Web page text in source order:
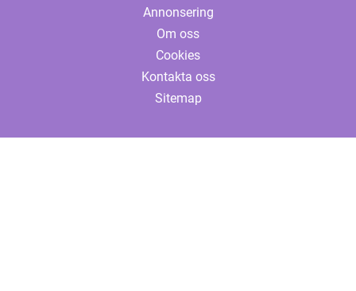
Annonsering
Om oss
Cookies
Kontakta oss
Sitemap